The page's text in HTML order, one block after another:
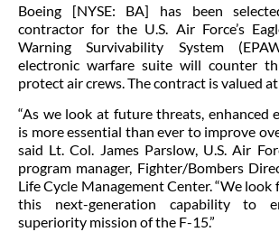
Boeing [NYSE: BA] has been
contractor for the U.S. Air Force’s
Warning Survivability System
electronic warfare suite will counter
protect air crews. The contract is valued
“As we look at future threats, enhanced
is more essential than ever to improve
said Lt. Col. James Parslow, U.S. Air
program manager, Fighter/Bombers
Life Cycle Management Center. “We
this next-generation capability to
superiority mission of the F-15.”